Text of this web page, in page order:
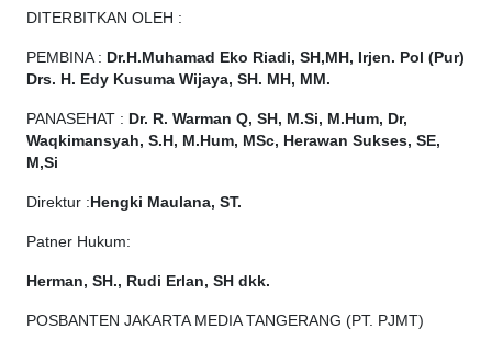
DITERBITKAN OLEH :
PEMBINA : Dr.H.Muhamad Eko Riadi, SH,MH, Irjen. Pol (Pur)
Drs. H. Edy Kusuma Wijaya, SH. MH, MM.
PANASEHAT : Dr. R. Warman Q, SH, M.Si, M.Hum, Dr,
Waqkimansyah, S.H, M.Hum, MSc, Herawan Sukses, SE,
M,Si
Direktur : Hengki Maulana, ST.
Patner Hukum:
Herman, SH., Rudi Erlan, SH dkk.
POSBANTEN JAKARTA MEDIA TANGERANG (PT. PJMT)